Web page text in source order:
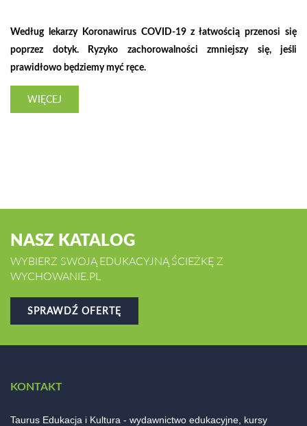
Według lekarzy Koronawirus COVID-19 z łatwością przenosi się
poprzez dotyk. Ryzyko zachorowalności zmniejszy się, jeśli
prawidłowo będziemy myć ręce.
WIĘCEJ
NASZ KATALOG
WYBIERZ SWOJĄ EDUKACYJNĄ ŚCIEŻKĘ Z
WYCHOWANIE.PL
SPRAWDŹ OFERTĘ
KONTAKT
Taurus Edukacja i Kultura - wydawnictwo edukacyjne, kursy